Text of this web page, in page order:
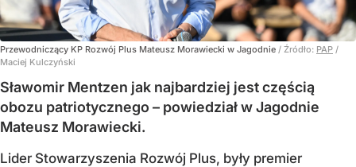
Przewodniczący KP Rozwój Plus Mateusz Morawiecki w Jagodnie / Źródło: PAP /
Maciej Kulczyński
Sławomir Mentzen jak najbardziej jest częścią
obozu patriotycznego – powiedział w Jagodnie
Mateusz Morawiecki.
Lider Stowarzyszenia Rozwój Plus, były premier